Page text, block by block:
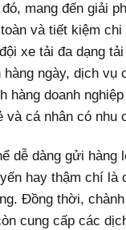
mang đến giải
và tiết kiệm
xe tải đa dạng
hàng ngày, dịch vụ
hàng doanh
và cá nhân có nhu
dễ dàng gửi hàng
hay thậm chí là
Đồng thời,
cung cấp các